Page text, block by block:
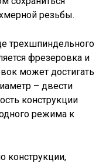
резьбы.
трехшпиндельного
фрезеровка и
может достигать
– двести
конструкции
режима к
конструкции,